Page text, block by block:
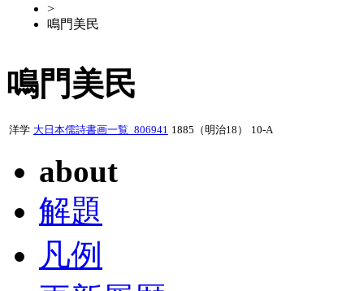
>
鳴門美民
鳴門美民
洋学 大日本儒詩書画一覧_806941 1885（明治18） 10-A
about
解題
凡例